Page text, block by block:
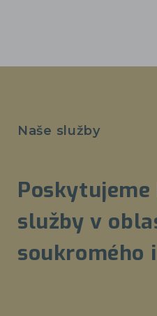
Naše služby
služby v
soukromého